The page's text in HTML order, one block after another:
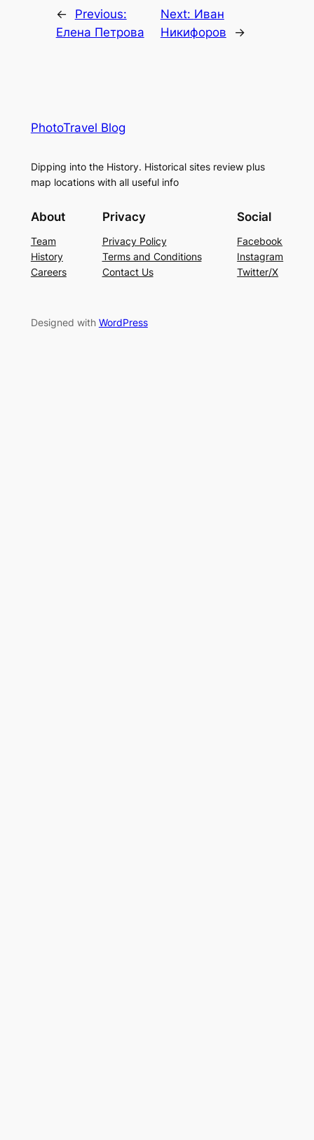
←
Previous:
Елена Петрова
Next: Иван
Никифоров
→
PhotoTravel Blog
Dipping into the History. Historical sites review plus
map locations with all useful info
About
Team
History
Careers
Privacy
Privacy Policy
Terms and Conditions
Contact Us
Social
Facebook
Instagram
Twitter/X
Designed with WordPress